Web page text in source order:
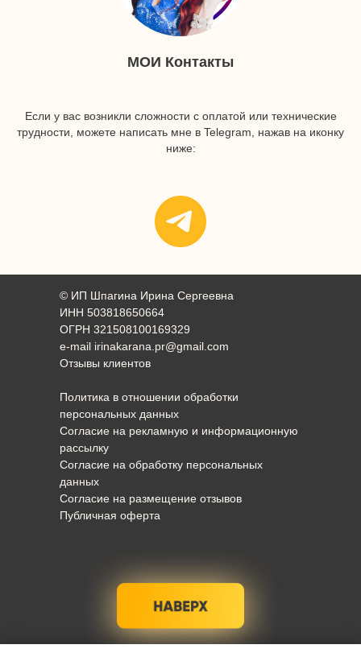
МОИ Контакты
Если у вас возникли сложности с оплатой или технические
трудности, можете написать мне в Telegram, нажав на иконку
ниже:
© ИП Шпагина Ирина Сергеевна
ИНН 503818650664
ОГРН 321508100169329
e-mail irinakarana.pr@gmail.com
Отзывы клиентов
Политика в отношении обработки
персональных данных
Согласие на рекламную и информационную
рассылку
Согласие на обработку персональных
данных
Согласие на размещение отзывов
Публичная оферта